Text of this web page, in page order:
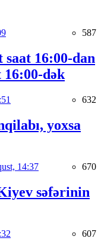
587
saat 16:00-dan
16:00-dək
632
yoxsa
14:37 670
səfərinin
607